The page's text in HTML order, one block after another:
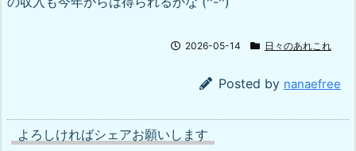
2026-05-14 日々のあれこれ
Posted by nanaefree
よろしければシェアお願いします